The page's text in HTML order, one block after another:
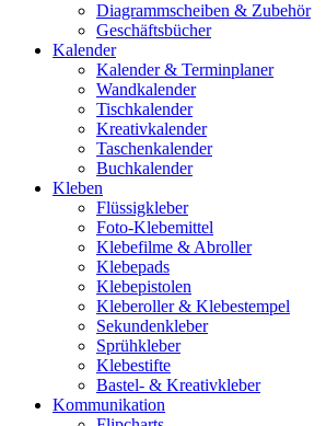
Diagrammscheiben & Zubehör
Geschäftsbücher
Kalender
Kalender & Terminplaner
Wandkalender
Tischkalender
Kreativkalender
Taschenkalender
Buchkalender
Kleben
Flüssigkleber
Foto-Klebemittel
Klebefilme & Abroller
Klebepads
Klebepistolen
Kleberoller & Klebestempel
Sekundenkleber
Sprühkleber
Klebestifte
Bastel- & Kreativkleber
Kommunikation